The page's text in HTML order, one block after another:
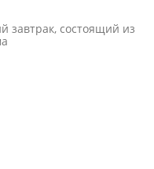
завтрак, состоящий из